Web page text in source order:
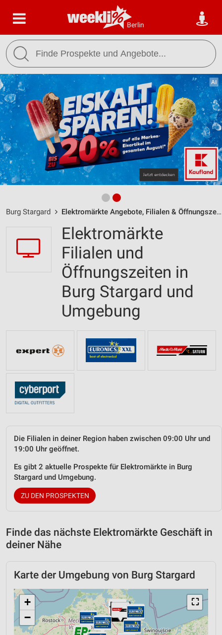
Berlin
Burg Stargard Elektromärkte Angebote, Filialen & Öffnungszeiten
Elektromärkte
Filialen und
Öffnungszeiten in
Burg Stargard und
Umgebung
Die Filialen in deiner Region haben zwischen 09:00 Uhr und
19:00 Uhr geöffnet.
Es gibt 2 aktuelle Prospekte für Elektromärkte in Burg
Stargard und Umgebung.
ZU DEN PROSPEKTEN
Finde das nächste Elektromärkte Geschäft in
deiner Nähe
Karte der Umgebung von Burg Stargard
⛶
+
−